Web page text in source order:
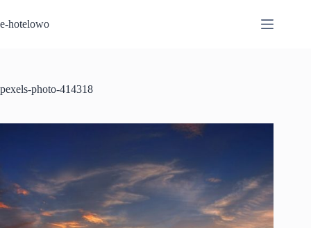
do
treści
e-hotelowo
pexels-photo-414318